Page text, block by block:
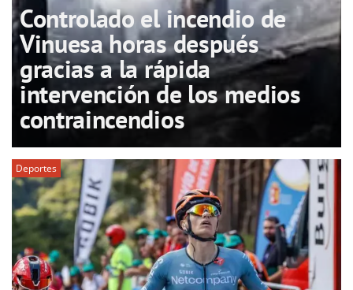
Controlado el incendio de
Vinuesa horas después
gracias a la rápida
intervención de los medios
contraincendios
Deportes